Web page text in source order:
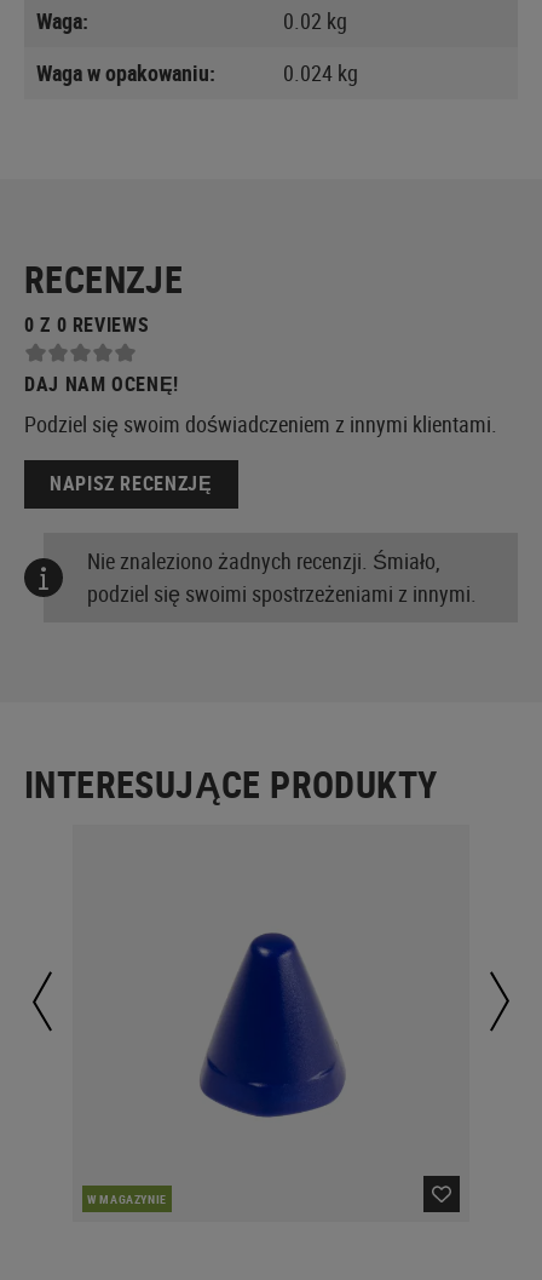
Waga:
0.02 kg
Waga w opakowaniu:
0.024 kg
RECENZJE
0 Z 0 REVIEWS
DAJ NAM OCENĘ!
Podziel się swoim doświadczeniem z innymi klientami.
NAPISZ RECENZJĘ
Nie znaleziono żadnych recenzji. Śmiało,
podziel się swoimi spostrzeżeniami z innymi.
INTERESUJĄCE PRODUKTY
W MAGAZYNIE